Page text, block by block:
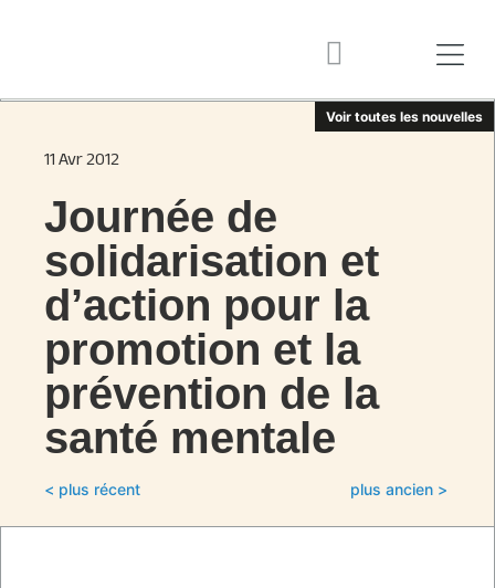
Voir toutes les nouvelles
11 Avr 2012
Journée de
solidarisation et
d’action pour la
promotion et la
prévention de la
santé mentale
< plus récent plus ancien >